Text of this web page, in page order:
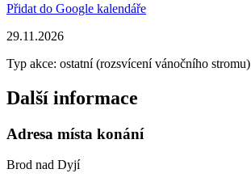
Přidat do Google kalendáře
29.11.2026
Typ akce: ostatní (rozsvícení vánočního stromu)
Další informace
Adresa místa konání
Brod nad Dyjí